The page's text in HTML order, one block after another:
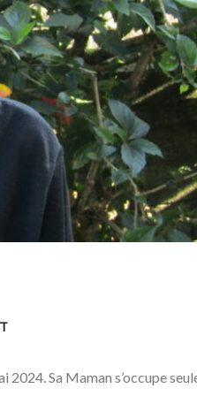
Sa Maman s’occupe